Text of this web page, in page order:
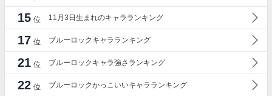
15 位 11月3日生まれのキャラランキング
17 位 ブルーロックキャラランキング
21 位 ブルーロックキャラ強さランキング
22 位 ブルーロックかっこいいキャラランキング